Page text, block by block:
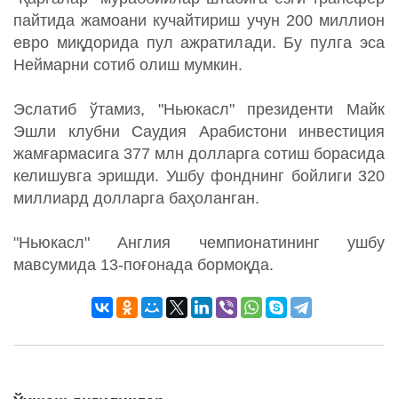
пайтида жамоани кучайтириш учун 200 миллион
евро миқдорида пул ажратилади. Бу пулга эса
Неймарни сотиб олиш мумкин.
Эслатиб ўтамиз, "Ньюкасл" президенти Майк
Эшли клубни Саудия Арабистони инвестиция
жамғармасига 377 млн долларга сотиш борасида
келишувга эришди. Ушбу фонднинг бойлиги 320
миллиард долларга баҳоланган.
"Ньюкасл" Англия чемпионатининг ушбу
мавсумида 13-поғонада бормоқда.